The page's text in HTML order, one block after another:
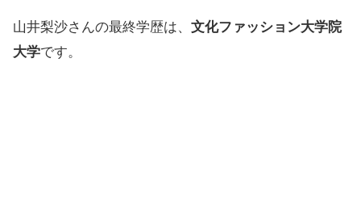
山井梨沙さんの最終学歴は、 文化ファッション大学院
大学です。